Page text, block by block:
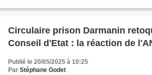
Circulaire prison Darmanin
Conseil d'Etat : la réaction de
Publié le 20/05/2025 à 10:25
Par Stéphane Godet